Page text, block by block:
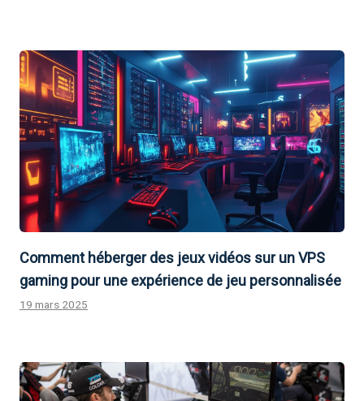
Comment héberger des jeux vidéos sur un VPS
gaming pour une expérience de jeu personnalisée
19 mars 2025